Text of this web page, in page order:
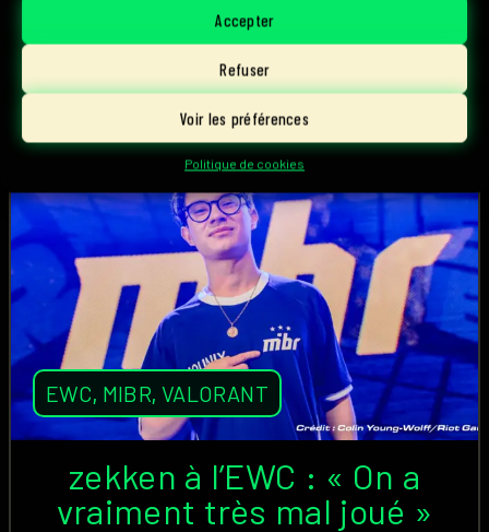
Accepter
Refuser
Voir les préférences
Politique de cookies
Lire l'article
EWC, MIBR,VALORANT
zekken à l’EWC : « On a
vraiment très mal joué »